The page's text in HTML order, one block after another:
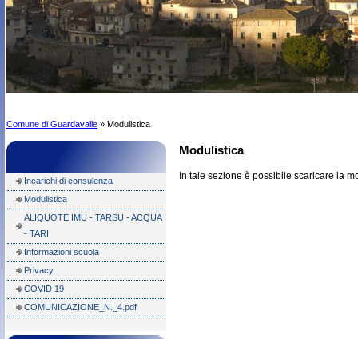
Comune di Guardavalle » Modulistica
Modulistica
In tale sezione è possibile scaricare la
Incarichi di consulenza
Modulistica
ALIQUOTE IMU - TARSU - ACQUA
- TARI
Informazioni scuola
Privacy
COVID 19
COMUNICAZIONE_N._4.pdf